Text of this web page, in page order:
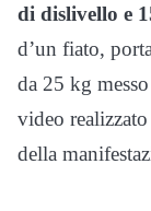
di dislivello e
d’un fiato,
da 25 kg
video
della